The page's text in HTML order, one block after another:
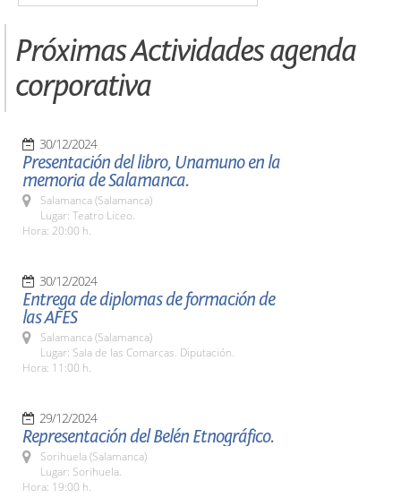
Próximas Actividades agenda
corporativa
30/12/2024
Presentación del libro, Unamuno en la
memoria de Salamanca.
Salamanca (Salamanca)
Lugar: Teatro Liceo.
Hora: 20:00 h.
30/12/2024
Entrega de diplomas de formación de
las AFES
Salamanca (Salamanca)
Lugar: Sala de las Comarcas. Diputación.
Hora: 11:00 h.
29/12/2024
Representación del Belén Etnográfico.
Sorihuela (Salamanca)
Lugar: Sorihuela.
Hora: 19:00 h.